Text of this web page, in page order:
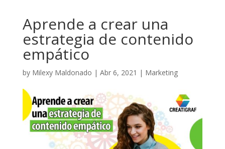
Aprende a crear una
estrategia de contenido
empático
by Milexy Maldonado | Abr 6, 2021 | Marketing